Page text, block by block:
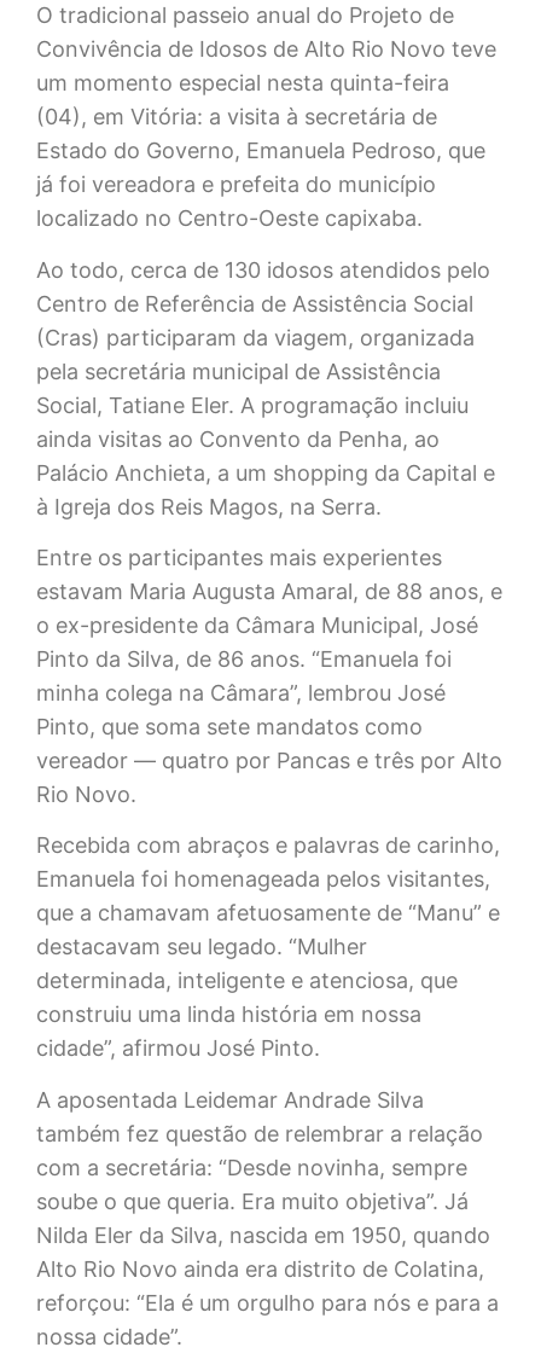
O tradicional passeio anual do Projeto de
Convivência de Idosos de Alto Rio Novo teve
um momento especial nesta quinta-feira
(04), em Vitória: a visita à secretária de
Estado do Governo, Emanuela Pedroso, que
já foi vereadora e prefeita do município
localizado no Centro-Oeste capixaba.
Ao todo, cerca de 130 idosos atendidos pelo
Centro de Referência de Assistência Social
(Cras) participaram da viagem, organizada
pela secretária municipal de Assistência
Social, Tatiane Eler. A programação incluiu
ainda visitas ao Convento da Penha, ao
Palácio Anchieta, a um shopping da Capital e
à Igreja dos Reis Magos, na Serra.
Entre os participantes mais experientes
estavam Maria Augusta Amaral, de 88 anos, e
o ex-presidente da Câmara Municipal, José
Pinto da Silva, de 86 anos. “Emanuela foi
minha colega na Câmara”, lembrou José
Pinto, que soma sete mandatos como
vereador — quatro por Pancas e três por Alto
Rio Novo.
Recebida com abraços e palavras de carinho,
Emanuela foi homenageada pelos visitantes,
que a chamavam afetuosamente de “Manu” e
destacavam seu legado. “Mulher
determinada, inteligente e atenciosa, que
construiu uma linda história em nossa
cidade”, afirmou José Pinto.
A aposentada Leidemar Andrade Silva
também fez questão de relembrar a relação
com a secretária: “Desde novinha, sempre
soube o que queria. Era muito objetiva”. Já
Nilda Eler da Silva, nascida em 1950, quando
Alto Rio Novo ainda era distrito de Colatina,
reforçou: “Ela é um orgulho para nós e para a
nossa cidade”.